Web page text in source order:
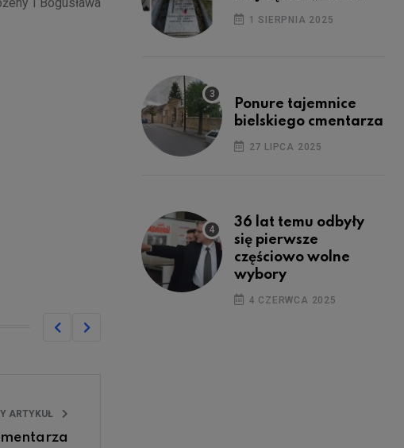
ARTYKUŁ
1 SIERPNIA 2025
Ponure tajemnice
bielskiego cmentarza
27 LIPCA 2025
36 lat temu odbyły
się pierwsze
częściowo wolne
wybory
4 CZERWCA 2025